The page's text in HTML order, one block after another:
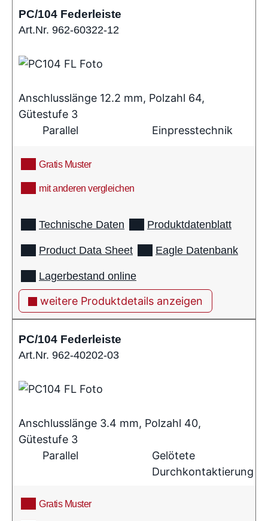
PC/104 Federleiste
Art.Nr. 962-60322-12
Anschlusslänge 12.2 mm, Polzahl 64,
Gütestufe 3
Parallel
Einpresstechnik
Gratis Muster
mit anderen vergleichen
Technische Daten Produktdatenblatt
Product Data Sheet Eagle Datenbank
Lagerbestand online
weitere Produktdetails anzeigen
PC/104 Federleiste
Art.Nr. 962-40202-03
Anschlusslänge 3.4 mm, Polzahl 40,
Gütestufe 3
Parallel
Gelötete
Durchkontaktierung
Gratis Muster